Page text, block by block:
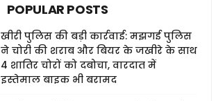
POPULAR POSTS
खीरी पुलिस की बड़ी कार्रवाई: मझगई पुलिस
ने चोरी की शराब और बियर के जखीरे के साथ
4 शातिर चोरों को दबोचा, वारदात में
इस्तेमाल बाइक भी बरामद